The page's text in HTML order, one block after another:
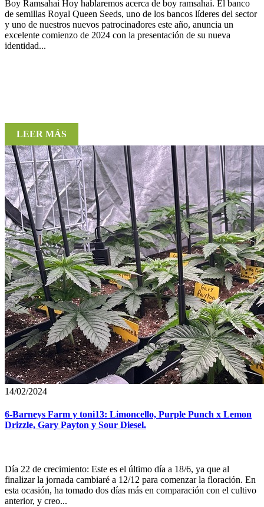
Boy Ramsahai Hoy hablaremos acerca de boy ramsahai. El banco
de semillas Royal Queen Seeds, uno de los bancos líderes del sector
y uno de nuestros nuevos patrocinadores este año, anuncia un
excelente comienzo de 2024 con la presentación de su nueva
identidad...
LEER MÁS
14/02/2024
6-Barneys Farm y toni13: Limoncello, Purple Punch x Lemon
Drizzle, Gary Payton y Sour Diesel.
Día 22 de crecimiento: Este es el último día a 18/6, ya que al
finalizar la jornada cambiaré a 12/12 para comenzar la floración. En
esta ocasión, ha tomado dos días más en comparación con el cultivo
anterior, y creo...